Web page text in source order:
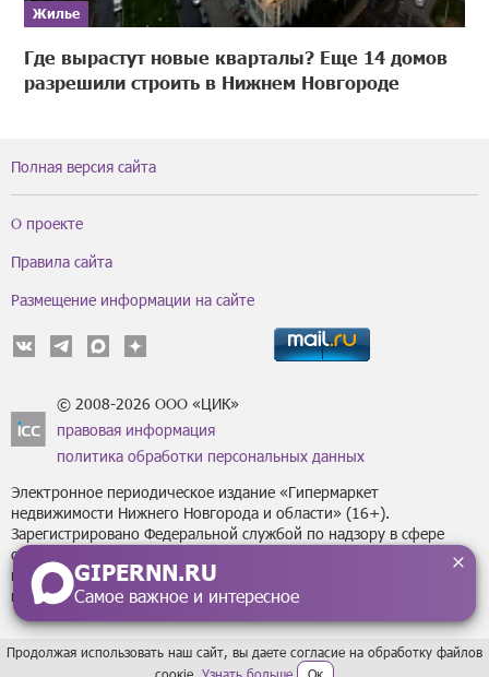
Жилье
Где вырастут новые кварталы? Еще 14 домов
разрешили строить в Нижнем Новгороде
GIPERNN.RU
Самое важное и интересное
Полная версия сайта
О проекте
Правила сайта
Размещение информации на сайте
© 2008-2026 ООО «ЦИК»
правовая информация
политика обработки персональных данных
Электронное периодическое издание «Гипермаркет
недвижимости Нижнего Новгорода и области» (16+).
Зарегистрировано Федеральной службой по надзору в сфере
связи, информационных технологий
и массовых коммуникаций (Роскомнадзор) за регистрационным
номером Эл № ФС77-43795 от 07 февраля 2011 г.
Продолжая использовать наш сайт, вы даете согласие на обработку файлов